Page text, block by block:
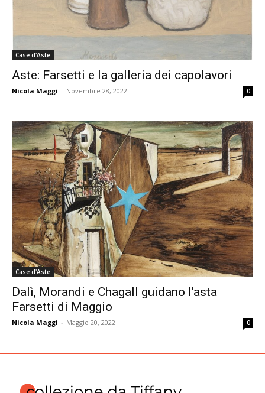
Case d'Aste
Aste: Farsetti e la galleria dei capolavori
Nicola Maggi - Novembre 28, 2022 0
Case d'Aste
Dalì, Morandi e Chagall guidano l’asta
Farsetti di Maggio
Nicola Maggi - Maggio 20, 2022 0